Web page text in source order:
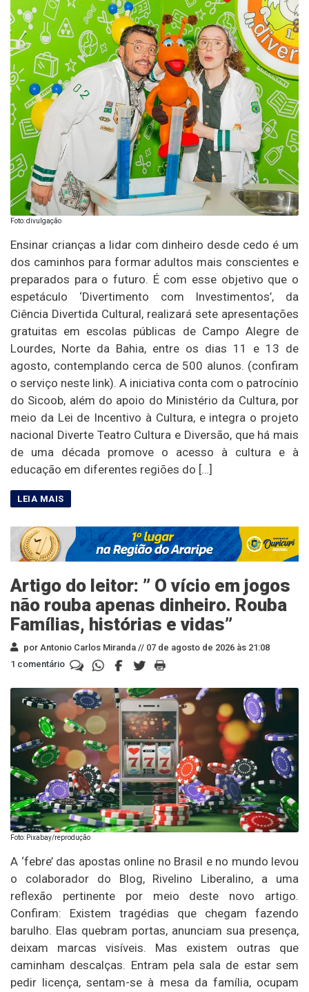
Foto: divulgação
Ensinar crianças a lidar com dinheiro desde cedo é um
dos caminhos para formar adultos mais conscientes e
preparados para o futuro. É com esse objetivo que o
espetáculo ‘Divertimento com Investimentos’, da
Ciência Divertida Cultural, realizará sete apresentações
gratuitas em escolas públicas de Campo Alegre de
Lourdes, Norte da Bahia, entre os dias 11 e 13 de
agosto, contemplando cerca de 500 alunos. (confiram
o serviço neste link). A iniciativa conta com o patrocínio
do Sicoob, além do apoio do Ministério da Cultura, por
meio da Lei de Incentivo à Cultura, e integra o projeto
nacional Diverte Teatro Cultura e Diversão, que há mais
de uma década promove o acesso à cultura e à
educação em diferentes regiões do […]
Artigo do leitor: ” O vício em jogos
não rouba apenas dinheiro. Rouba
Famílias, histórias e vidas”
por Antonio Carlos Miranda // 07 de agosto de 2026 às 21:08
1 comentário
Foto: Pixabay/reprodução
A ‘febre’ das apostas online no Brasil e no mundo levou
o colaborador do Blog, Rivelino Liberalino, a uma
reflexão pertinente por meio deste novo artigo.
Confiram: Existem tragédias que chegam fazendo
barulho. Elas quebram portas, anunciam sua presença,
deixam marcas visíveis. Mas existem outras que
caminham descalças. Entram pela sala de estar sem
pedir licença, sentam-se à mesa da família, ocupam